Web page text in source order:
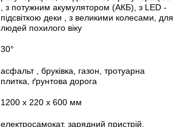
, з потужним акумулятором (АКБ), з LED -
підсвіткою деки , з великими колесами, для
людей похилого віку
30°
асфальт , бруківка, газон, тротуарна
плитка, ґрунтова дорога
1200 x 220 x 600 мм
електросамокат, зарядний пристрій,